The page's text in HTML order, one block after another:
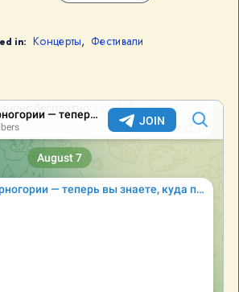
in: Концерты, Фестивали